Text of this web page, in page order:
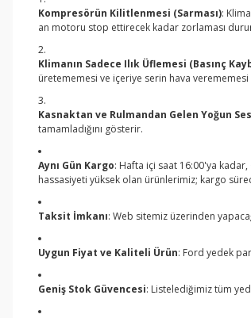
Kompresörün Kilitlenmesi (Sarması):
an motoru stop ettirecek kadar zorlaması
Klimanın Sadece Ilık Üflemesi (Basınç
üretememesi ve içeriye serin hava
Kasnaktan ve Rulmandan Gelen Yoğun Ses
tamamladığını gösterir.
Aynı Gün Kargo: Hafta içi saat 16:00'ya
hassasiyeti yüksek olan ürünlerimiz; kargo
Taksit İmkanı: Web sitemiz üzerinden
Uygun Fiyat ve Kaliteli Ürün: Ford yedek
Geniş Stok Güvencesi: Listelediğimiz tüm